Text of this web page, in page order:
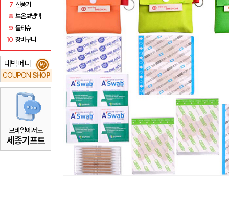
7 선풍기
8 보온보냉백
9 물티슈
10 장바구니
대박머니
COUPON SHOP
₩
모바일에서도
세종기프트